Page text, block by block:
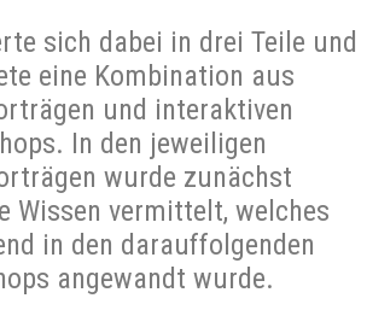
sich dabei in drei Teile und
eine Kombination aus
und interaktiven
In den jeweiligen
wurde zunächst
Wissen vermittelt, welches
in den darauffolgenden
angewandt wurde.